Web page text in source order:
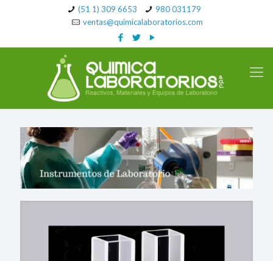
(51 1) 309 6653
980 031179
ventas@quimicalaboratorios.com